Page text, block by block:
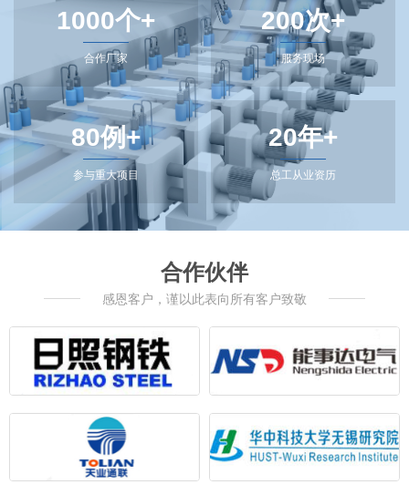
1000个+
合作厂家
200次+
服务现场
80例+
参与重大项目
20年+
总工从业资历
合作伙伴
感恩客户，谨以此表向所有客户致敬